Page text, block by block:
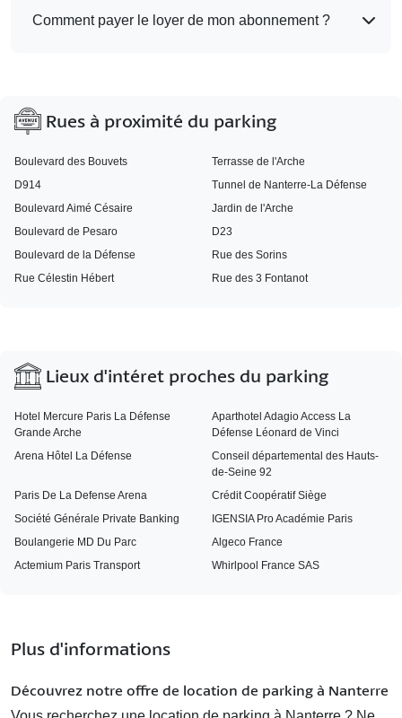
Comment payer le loyer de mon abonnement ?
Rues à proximité du parking
Boulevard des Bouvets
Terrasse de l'Arche
D914
Tunnel de Nanterre-La Défense
Boulevard Aimé Césaire
Jardin de l'Arche
Boulevard de Pesaro
D23
Boulevard de la Défense
Rue des Sorins
Rue Célestin Hébert
Rue des 3 Fontanot
Lieux d'intéret proches du parking
Hotel Mercure Paris La Défense
Grande Arche
Aparthotel Adagio Access La
Défense Léonard de Vinci
Arena Hôtel La Défense
Conseil départemental des Hauts-
de-Seine 92
Paris De La Defense Arena
Crédit Coopératif Siège
Société Générale Private Banking
IGENSIA Pro Académie Paris
Boulangerie MD Du Parc
Algeco France
Actemium Paris Transport
Whirlpool France SAS
Plus d'informations
Découvrez notre offre de location de parking à Nanterre